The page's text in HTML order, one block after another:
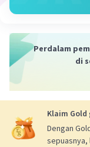
penyakit.
Pada
Beri
Titian D
Perdalam
di
Klaim
Dengan
sepuasnya,